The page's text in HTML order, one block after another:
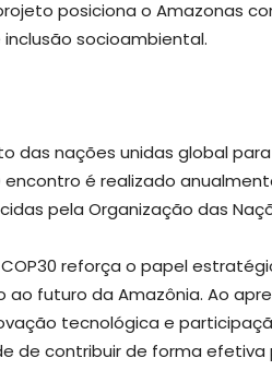
posiciona o Amazonas
socioambiental.
das nações unidas global
encontro é realizado
pela Organização das
COP30 reforça o papel
futuro da Amazônia. Ao
tecnológica e
de contribuir de forma